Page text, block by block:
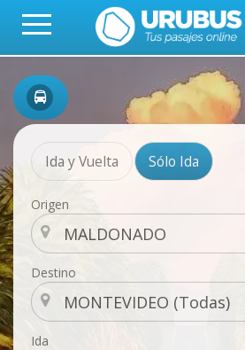
Ida y Vuelta Sólo Ida
Origen
Destino
Ida